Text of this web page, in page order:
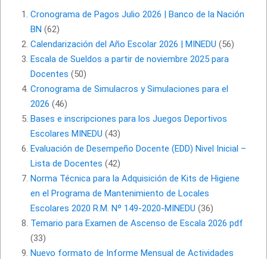
Cronograma de Pagos Julio 2026 | Banco de la Nación
BN (62)
Calendarización del Año Escolar 2026 | MINEDU (56)
Escala de Sueldos a partir de noviembre 2025 para
Docentes (50)
Cronograma de Simulacros y Simulaciones para el
2026 (46)
Bases e inscripciones para los Juegos Deportivos
Escolares MINEDU (43)
Evaluación de Desempeño Docente (EDD) Nivel Inicial –
Lista de Docentes (42)
Norma Técnica para la Adquisición de Kits de Higiene
en el Programa de Mantenimiento de Locales
Escolares 2020 R.M. Nº 149-2020-MINEDU (36)
Temario para Examen de Ascenso de Escala 2026 pdf
(33)
Nuevo formato de Informe Mensual de Actividades